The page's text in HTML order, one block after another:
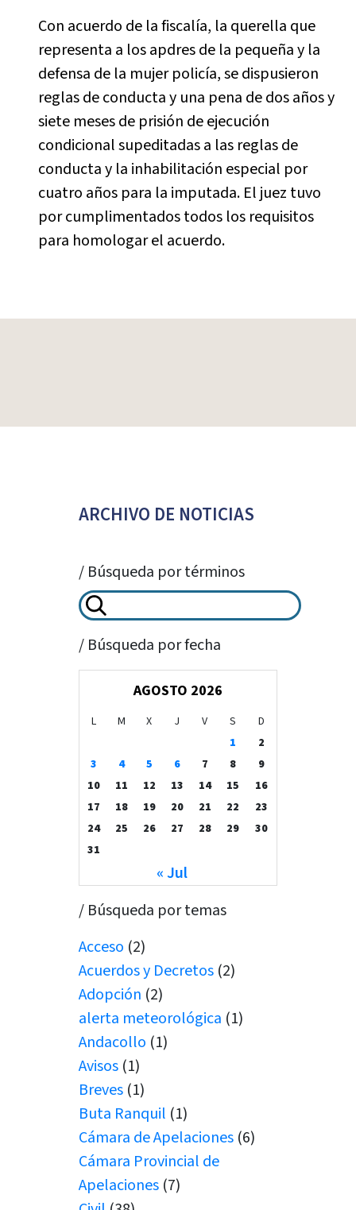
Con acuerdo de la fiscalía, la querella que
representa a los apdres de la pequeña y la
defensa de la mujer policía, se dispusieron
reglas de conducta y una pena de dos años y
siete meses de prisión de ejecución
condicional supeditadas a las reglas de
conducta y la inhabilitación especial por
cuatro años para la imputada. El juez tuvo
por cumplimentados todos los requisitos
para homologar el acuerdo.
ARCHIVO DE NOTICIAS
/ Búsqueda por términos
/ Búsqueda por fecha
AGOSTO 2026
L M X J V S
D
1
2
3
4 5 6 7 8
9
10
11 12 13 14 15
16
17
18 19 20 21 22
23
24
25 26 27 28 29
30
31
« Jul
/ Búsqueda por temas
Acceso (2)
Acuerdos y Decretos (2)
Adopción (2)
alerta meteorológica (1)
Andacollo (1)
Avisos (1)
Breves (1)
Buta Ranquil (1)
Cámara de Apelaciones (6)
Cámara Provincial de
Apelaciones (7)